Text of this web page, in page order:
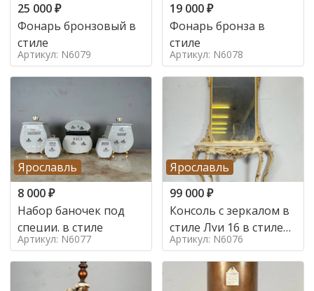
25 000₽
Фонарь бронзовый в
стиле
Артикул: N6079
19 000₽
Фонарь бронза в
стиле
Артикул: N6078
Ярославль
8 000₽
Набор баночек под
специи. в стиле
Артикул: N6077
Ярославль
99 000₽
Консоль с зеркалом в
стиле Луи 16 в стиле
Луи 16, Италия,
Артикул: N6076